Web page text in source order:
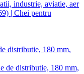
distributie, 180 mm,